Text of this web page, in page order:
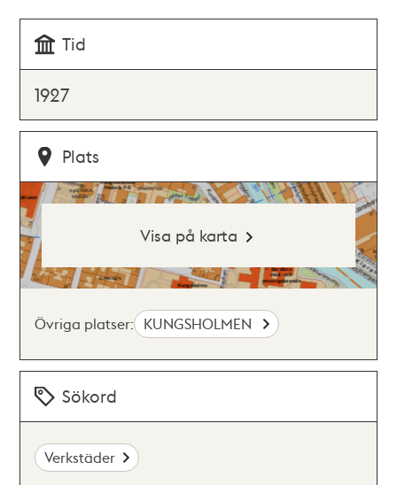
Tid
1927
Plats
Visa på karta
Övriga platser: KUNGSHOLMEN
Sökord
Verkstäder